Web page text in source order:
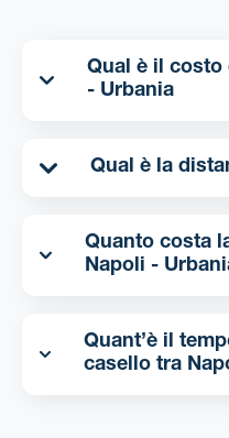
Qual è il costo
- Urbania
Quanto costa
Napoli -
Quant’è il